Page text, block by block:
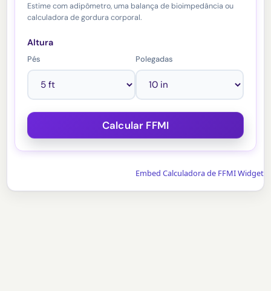
Estime com adipômetro, uma balança de bioimpedância ou
calculadora de gordura corporal.
Altura
Pés Polegadas
Embed Calculadora de FFMI Widget